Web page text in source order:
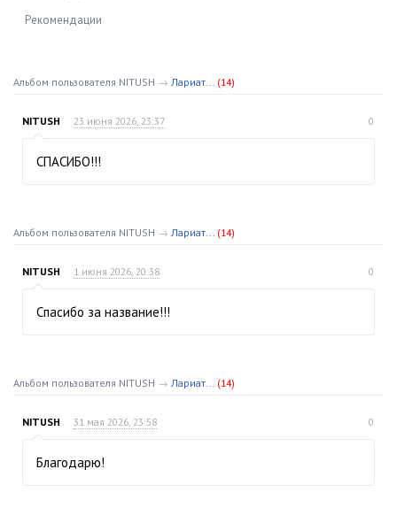
Рекомендации
Альбом пользователя NITUSH → Лариат... (14)
NITUSH 23 июня 2026, 23:37 0
СПАСИБО!!!
Альбом пользователя NITUSH → Лариат... (14)
NITUSH 1 июня 2026, 20:38 0
Спасибо за название!!!
Альбом пользователя NITUSH → Лариат... (14)
NITUSH 31 мая 2026, 23:58 0
Благодарю!